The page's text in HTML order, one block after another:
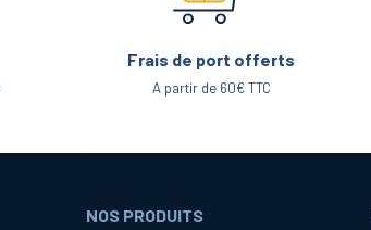
Frais de port offerts
A partir de 60€ TTC
NOS PRODUITS